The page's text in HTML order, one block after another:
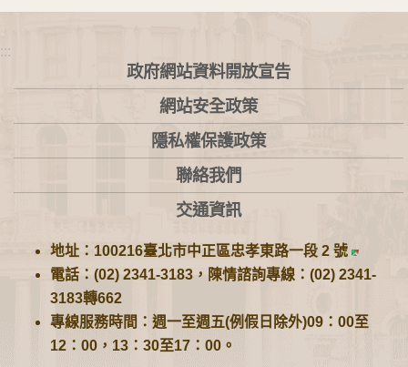
:::
政府網站資料開放宣告
網站安全政策
隱私權保護政策
聯絡我們
交通資訊
地址：100216臺北市中正區忠孝東路一段 2 號
電話：(02) 2341-3183，陳情諮詢專線：(02) 2341-
3183轉662
專線服務時間：週一至週五(例假日除外)09：00至
12：00，13：30至17：00。